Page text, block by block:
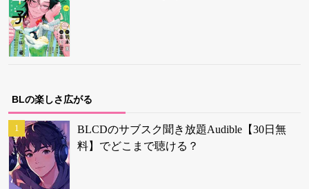
BLの楽しさ広がる
BLCDのサブスク聞き放題Audible【30日無
料】でどこまで聴ける？